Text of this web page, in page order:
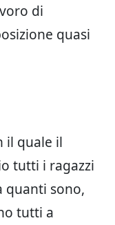
di
quasi
il quale il
tutti i ragazzi
quanti sono,
tutti a